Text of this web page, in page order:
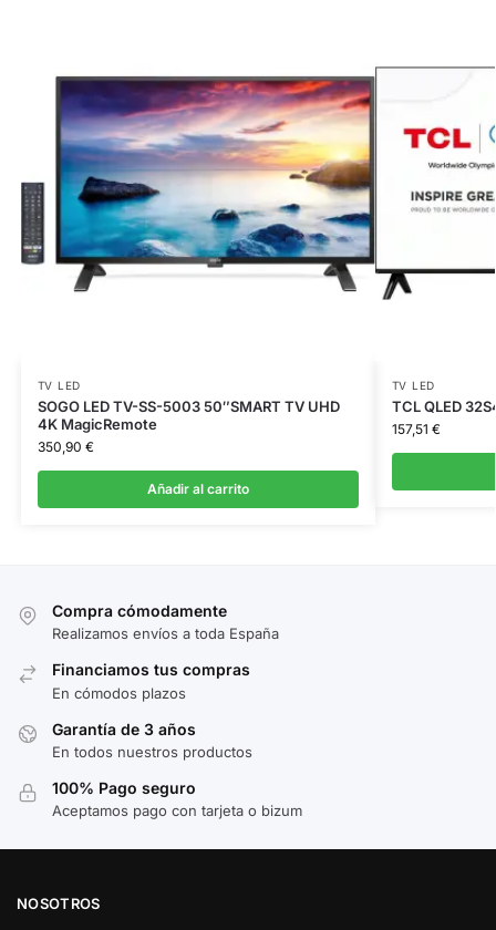
TV LED
SOGO LED TV-SS-5003 50″SMART TV UHD
4K MagicRemote
350,90 €
Añadir al carrito
TV LED
TCL QLED
157,51 €
Compra cómodamente
Realizamos envíos a toda España
Financiamos tus compras
En cómodos plazos
Garantía de 3 años
En todos nuestros productos
100% Pago seguro
Aceptamos pago con tarjeta o bizum
NOSOTROS